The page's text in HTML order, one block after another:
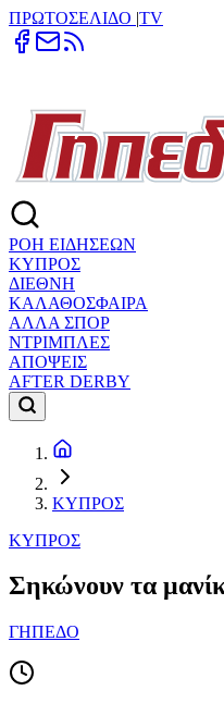
ΠΡΩΤΟΣΕΛΙΔΟ |TV
ΡΟΗ ΕΙΔΗΣΕΩΝ
ΚΥΠΡΟΣ
ΔΙΕΘΝΗ
ΚΑΛΑΘΟΣΦΑΙΡΑ
ΑΛΛΑ ΣΠΟΡ
ΝΤΡΙΜΠΛΕΣ
ΑΠΟΨΕΙΣ
AFTER DERBY
ΚΥΠΡΟΣ
ΚΥΠΡΟΣ
Σηκώνουν τα
ΓΗΠΕΔΟ